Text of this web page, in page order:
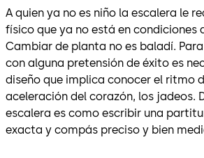
A quien ya no es niño la escalera le
físico que ya no está en condiciones
Cambiar de planta no es baladí.
con alguna pretensión de éxito es
diseño que implica conocer el ritmo
aceleración del corazón, los jadeos.
escalera es como escribir una
exacta y compás preciso y bien